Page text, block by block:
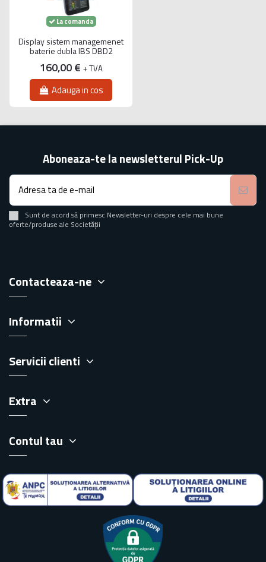
La comanda
Display sistem managemenet
baterie dubla IBS DBD2
160,00 € + TVA
Adauga in cos
Aboneaza-te la newsletterul Pick-Up
Sunt de acord să primesc Newsletter-uri despre cele mai bune
oferte/produse ale Societății
Contacteaza-ne
Informatii
Servicii clienti
Extra
Contul tau